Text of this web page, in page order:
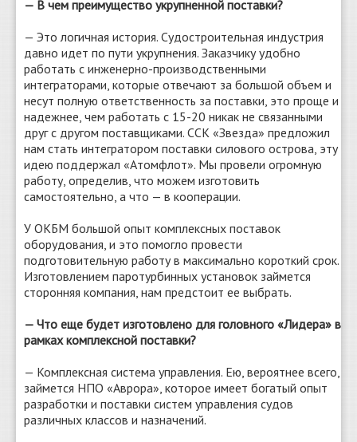
— В чем преимущество укрупненной поставки?
— Это логичная история. Судостроительная индустрия
давно идет по пути укрупнения. Заказчику удобно
работать с инженерно-производственными
интеграторами, которые отвечают за большой объем и
несут полную ответственность за поставки, это проще и
надежнее, чем работать с 15-20 никак не связанными
друг с другом поставщиками. ССК «Звезда» предложил
нам стать интегратором поставки силового острова, эту
идею поддержал «Атомфлот». Мы провели огромную
работу, определив, что можем изготовить
самостоятельно, а что — ​в кооперации.
У ОКБМ большой опыт комплексных поставок
оборудования, и это помогло провести
подготовительную работу в максимально короткий срок.
Изготовлением паротурбинных установок займется
сторонняя компания, нам предстоит ее выбрать.
— Что еще будет изготовлено для головного «Лидера» в
рамках комплексной поставки?
— Комплексная система управления. Ею, вероятнее всего,
займется НПО «Аврора», которое имеет богатый опыт
разработки и поставки систем управления судов
различных классов и назначений.